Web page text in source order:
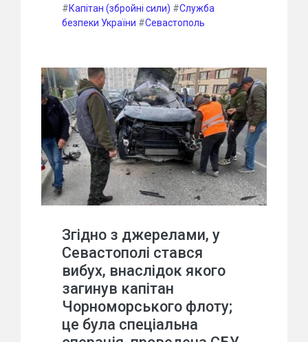
#Капітан (збройні сили) #Служба
безпеки України #Севастополь
Згідно з джерелами, у
Севастополі стався
вибух, внаслідок якого
загинув капітан
Чорноморського флоту;
це була спеціальна